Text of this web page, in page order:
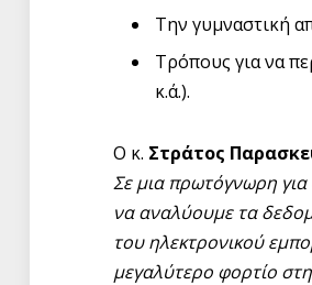
Την γυμναστική
Τρόπους για να
κ.ά.).
Ο κ. Στράτος
Σε μια πρωτόγνωρη
να αναλύουμε τα
του ηλεκτρονικού
μεγαλύτερο φορτίο